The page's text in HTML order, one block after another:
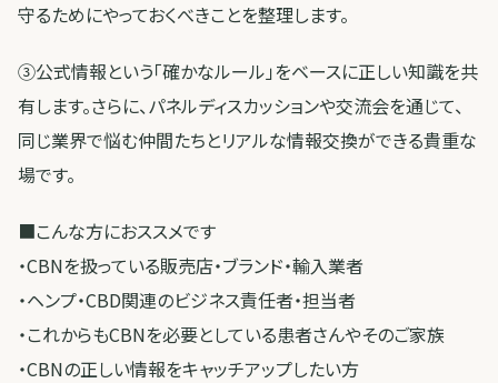
守るためにやっておくべきことを整理します。
③公式情報という「確かなルール」をベースに正しい知識を共
有します。さらに、パネルディスカッションや交流会を通じて、
同じ業界で悩む仲間たちとリアルな情報交換ができる貴重な
場です。
■こんな方におススメです
・CBNを扱っている販売店・ブランド・輸入業者
・ヘンプ・CBD関連のビジネス責任者・担当者
・これからもCBNを必要としている患者さんやそのご家族
・CBNの正しい情報をキャッチアップしたい方